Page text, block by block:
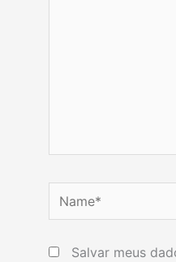
Name*
Salvar meus